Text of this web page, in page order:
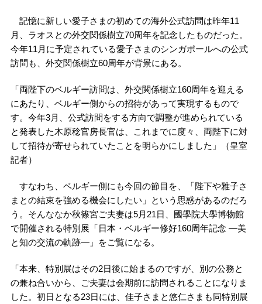
記憶に新しい愛子さまの初めての海外公式訪問は昨年11
月、ラオスとの外交関係樹立70周年を記念したものだった。
今年11月に予定されている愛子さまのシンガポールへの公式
訪問も、外交関係樹立60周年が背景にある。
「両陛下のベルギー訪問は、外交関係樹立160周年を迎える
にあたり、ベルギー側からの招待があって実現するもので
す。今年3月、公式訪問をする方向で調整が進められている
と発表した木原稔官房長官は、これまでに度々、両陛下に対
して招待が寄せられていたことを明らかにしました」（皇室
記者）
すなわち、ベルギー側にも今回の節目を、「陛下や雅子さ
まとの結束を強める機会にしたい」という思惑があるのだろ
う。そんななか秋篠宮ご夫妻は5月21日、國學院大學博物館
で開催される特別展「日本・ベルギー修好160周年記念 —美
と知の交流の軌跡—」をご覧になる。
「本来、特別展はその2日後に始まるのですが、別の公務と
の兼ね合いから、ご夫妻は会期前に訪問されることになりま
した。初日となる23日には、佳子さまと悠仁さまも同特別展